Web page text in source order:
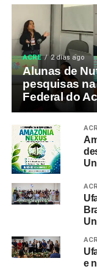
ACRE 2 dias ago
Alunas de
pesquisas
Federal do
e